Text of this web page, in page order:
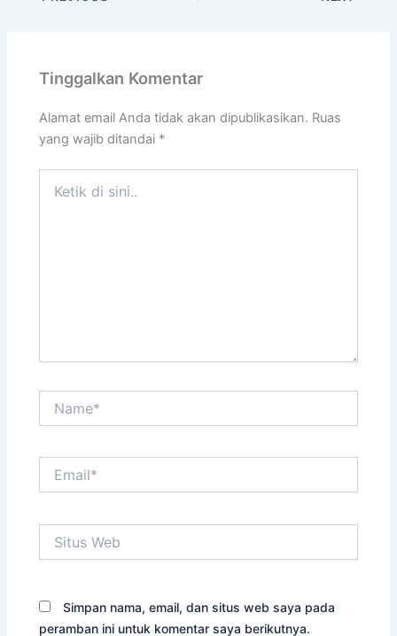
Tinggalkan Komentar
Alamat email Anda tidak akan dipublikasikan. Ruas
yang wajib ditandai *
Web
Simpan nama, email, dan situs web saya pada
peramban ini untuk komentar saya berikutnya.